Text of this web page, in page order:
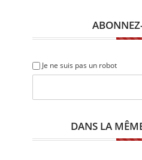
Je ne suis pas un robot
DANS LA